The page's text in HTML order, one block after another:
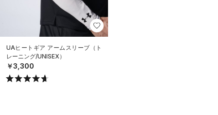
UAヒートギア アームスリーブ（ト
レーニング/UNISEX）
￥3,300